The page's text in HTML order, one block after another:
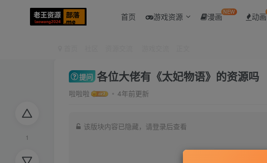
首页 游戏资源 漫画NEW 动画
1
提问 各位大佬有《太妃物语》的资源吗
啦啦啦 4年前更新
该版块内容已隐藏，请登录后查看